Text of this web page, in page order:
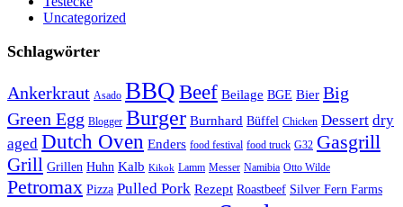
Uncategorized
Schlagwörter
Ankerkraut Asado BBQBeef Beilage BGE Bier Big
Green Egg Blogger Burger Burnhard Büffel Chicken Dessert dry
aged Dutch Oven Enders food festival food truck G32 Gasgrill
Grill Grillen Huhn Kalb Kikok Lamm Messer Namibia Otto Wilde
Petromax Pizza Pulled Pork Rezept Roastbeef Silver Fern Farms